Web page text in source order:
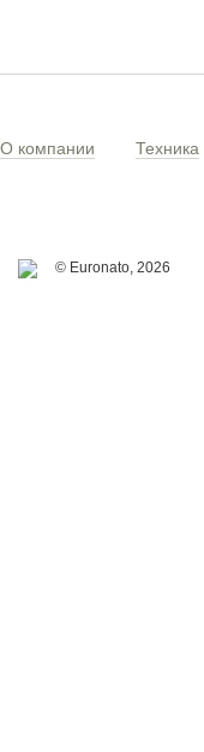
О компании Техника
© Euronato, 2026